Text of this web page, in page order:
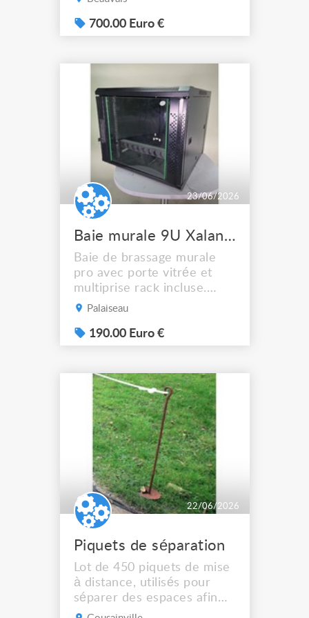
700.00 Euro €
23/06/2026
Baie murale 9U Xalan 600600mm
Baie de brassage murale
pro avec porte vitrée et
multiprise rack incluse.
Prête à accueillir vos
sono, IT ou domotique.
Palaiseau
190.00 Euro €
22/06/2026
Piquets de séparation
Lot de 450 piquets de mise
à distance, utilisés pour
séparer des espaces afin
de permettre aux